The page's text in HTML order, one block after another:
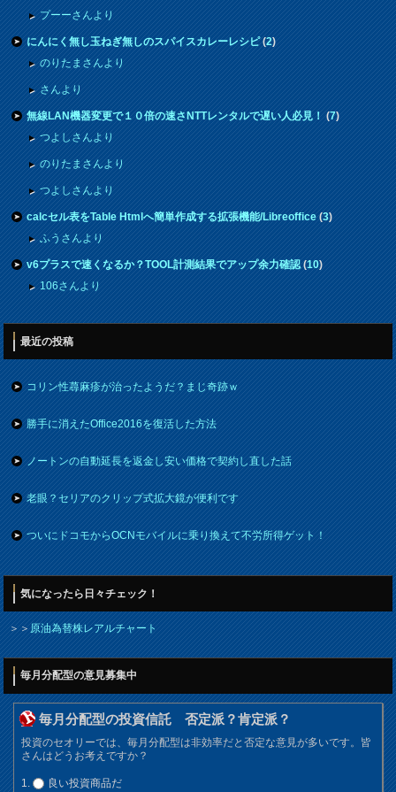
プーーさんより
にんにく無し玉ねぎ無しのスパイスカレーレシピ(2)
のりたまさんより
さんより
無線LAN機器変更で１０倍の速さNTTレンタルで遅い人必見！(7)
つよしさんより
のりたまさんより
つよしさんより
calcセル表をTable Htmlへ簡単作成する拡張機能/Libreoffice(3)
ふうさんより
v6プラスで速くなるか？TOOL計測結果でアップ余力確認(10)
106さんより
最近の投稿
コリン性蕁麻疹が治ったようだ？まじ奇跡ｗ
勝手に消えたOffice2016を復活した方法
ノートンの自動延長を返金し安い価格で契約し直した話
老眼？セリアのクリップ式拡大鏡が便利です
ついにドコモからOCNモバイルに乗り換えて不労所得ゲット！
気になったら日々チェック！
＞＞原油為替株レアルチャート
毎月分配型の意見募集中
毎月分配型の投資信託 否定派？肯定派？
投資のセオリーでは、毎月分配型は非効率だと否定な意見が多いです。皆
さんはどうお考えですか？
良い投資商品だ